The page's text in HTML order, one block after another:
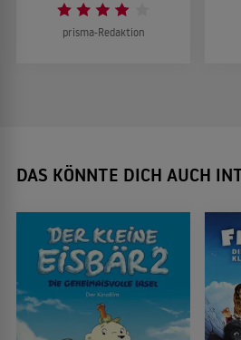
prisma-Redaktion
DAS KÖNNTE DICH AUCH